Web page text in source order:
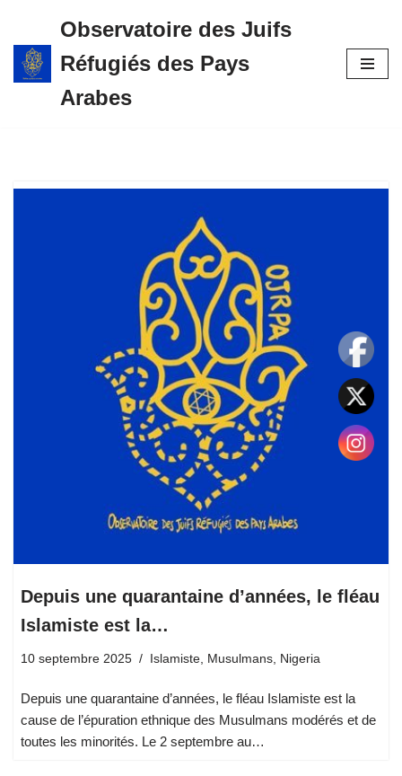
Aller
au
Observatoire des Juifs
Réfugiés des Pays
Arabes
Depuis une quarantaine d’années, le fléau
Islamiste est la…
10 septembre 2025 Islamiste, Musulmans, Nigeria
Depuis une quarantaine d’années, le fléau Islamiste est la
cause de l’épuration ethnique des Musulmans modérés et de
toutes les minorités. Le 2 septembre au…